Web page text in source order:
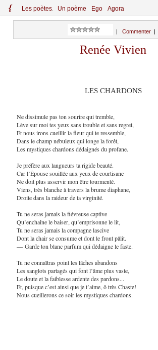
{ Les poètes Un poème Ego Agora
Commenter
Renée Vivien
LES CHARDONS
Ne dissimule pas ton sourire qui tremble,
Lève sur moi tes yeux sans trouble et sans regret,
Et nous irons cueillir la fleur qui te ressemble,
Dans le champ nébuleux qui longe la forêt,
Les mystiques chardons dédaignés du profane.
Je préfère aux langueurs ta rigide beauté.
Car l’Épouse souillée aux yeux de courtisane
Ne doit plus asservir mon être tourmenté.
Viens, très blanche à travers la brume diaphane,
Droite dans la raideur de ta virginité.
Tu ne seras jamais la fiévreuse captive
Qu’enchaîne le baiser, qu’emprisonne le lit,
Tu ne seras jamais la compagne lascive
Dont la chair se consume et dont le front pâlit.
— Garde ton blanc parfum qui dédaigne le faste.
Tu ne connaîtras point les lâches abandons
Les sanglots partagés qui font l’âme plus vaste,
Le doute et la faiblesse ardente des pardons...
Et, puisque c’est ainsi que je t’aime, ô très Chaste!
Nous cueillerons ce soir les mystiques chardons.